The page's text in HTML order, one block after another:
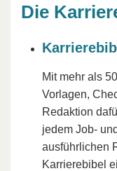
Die
Mit mehr als
Vorlagen,
Redaktion
jedem Job-
ausführlichen
Karrierebibel